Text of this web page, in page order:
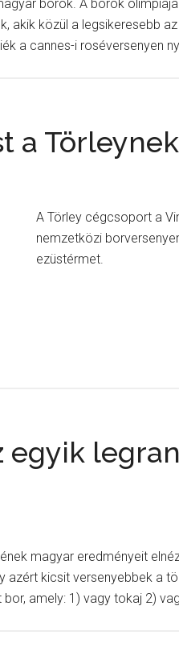
borok. A borok
akik közül a legsikeresebb
a cannes-i roséversenyen
a Törleynek
A Törley cégcsoport a
nemzetközi
ezüstérmet.
egyik
magyar eredményeit
azért kicsit versenyebbek a
amely: 1) vagy tokaj 2)